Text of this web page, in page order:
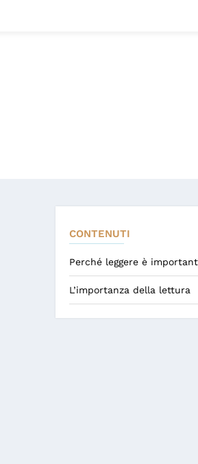
CONTENUTI
Perché leggere è
L’importanza della lettura